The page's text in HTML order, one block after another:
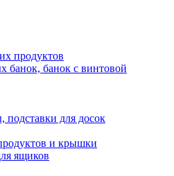
продуктов
банок, банок с винтовой
подставки для досок
и крышки
ящиков